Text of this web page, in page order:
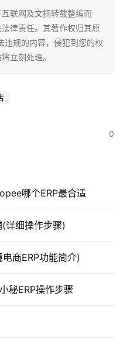
联网及文摘转载整编而
律责任。其著作权归其原
违规的内容，侵犯到您的权
立刻处理。
0
哪个ERP最合适
详细操作步骤)
商ERP功能简介)
秘ERP操作步骤